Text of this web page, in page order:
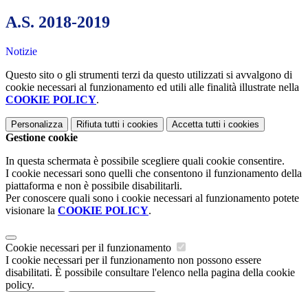
A.S. 2018-2019
Notizie
Questo sito o gli strumenti terzi da questo utilizzati si avvalgono di
cookie necessari al funzionamento ed utili alle finalità illustrate nella
COOKIE POLICY.
Personalizza Rifiuta tutti i cookies Accetta tutti i cookies
Gestione cookie
In questa schermata è possibile scegliere quali cookie consentire.
I cookie necessari sono quelli che consentono il funzionamento della
piattaforma e non è possibile disabilitarli.
Per conoscere quali sono i cookie necessari al funzionamento potete
visionare la COOKIE POLICY.
Cookie necessari per il funzionamento
I cookie necessari per il funzionamento non possono essere
disabilitati. È possibile consultare l'elenco nella pagina della cookie
policy.